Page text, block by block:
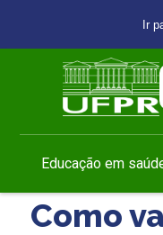
Ir
Educação em
Como